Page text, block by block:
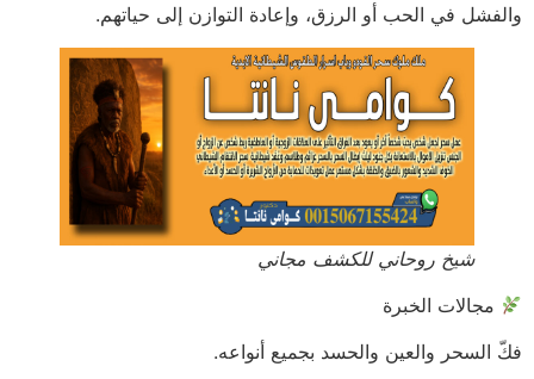
والفشل في الحب أو الرزق، وإعادة التوازن إلى حياتهم.
شيخ روحاني للكشف مجاني
مجالات الخبرة
فكّ السحر والعين والحسد بجميع أنواعه.